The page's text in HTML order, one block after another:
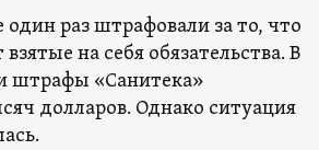
раз штрафовали за то, что
на себя обязательства. В
штрафы «Санитека»
долларов. Однако ситуация